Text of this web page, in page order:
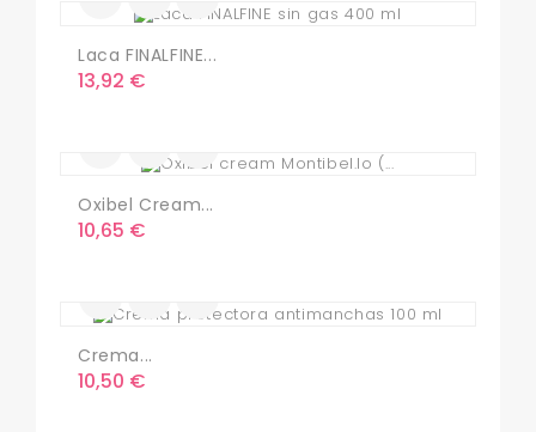
Laca FINALFINE...
Precio
13,92 €
Oxibel Cream...
Precio
10,65 €
Crema...
Precio
10,50 €